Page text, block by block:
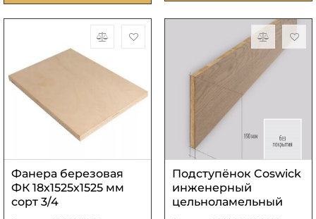
Фанера березовая
ФК 18х1525х1525 мм
сорт 3/4
Подступёнок Coswick
инженерный
цельноламельный
Дуб без покрытия